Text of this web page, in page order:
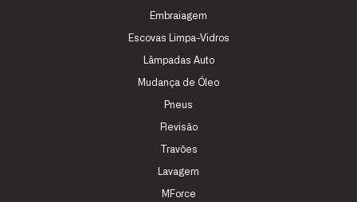
Embraiagem
Escovas Limpa-Vidros
Lâmpadas Auto
Mudança de Óleo
Pneus
Revisão
Travões
Lavagem
MForce